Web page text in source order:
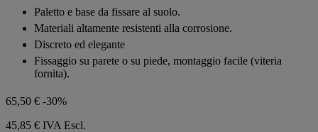
stelle.
Paletto e base da fissare al suolo.
Materiali altamente resistenti alla corrosione.
Discreto ed elegante
Fissaggio su parete o su piede, montaggio facile (viteria
fornita).
65,50 € -30%
45,85 € IVA Escl.